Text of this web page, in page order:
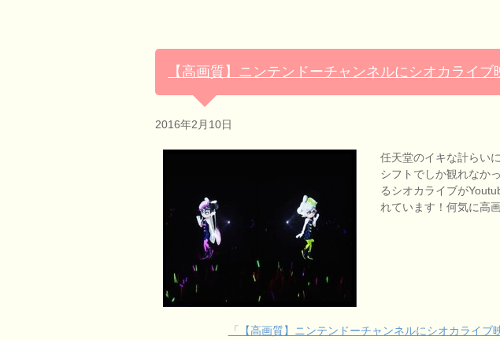
【高画質】ニンテンドーチャンネルにシオカライブ
2016年2月10日
任天堂のイキな計らい
シフトでしか観れなか
るシオカライブが
れています！何気に高画
「【高画質】ニンテンドーチャンネルにシオカライ